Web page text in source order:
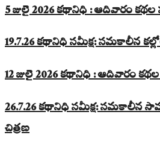
5 జులై 2026 కథానిధి : ఆదివారం
19.7.26 కథానిధి సమీక్ష: సమకాలీన
12 జులై 2026 కథానిధి : ఆదివారం
26.7.26 కథానిధి సమీక్ష: సమకాలీన
చిత్రణ